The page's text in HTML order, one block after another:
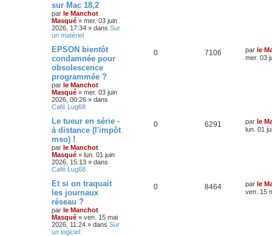
sur Mac 18,2
par le Manchot
Masqué » mer. 03 juin
2026, 17:34 » dans Sur
un matériel
EPSON bientôt
condamnée pour
obsolescence
programmée ?
par le Manchot
Masqué » mer. 03 juin
2026, 00:26 » dans
Café Lug68
0 7106 par le
mer. 03
Le tueur en série -
à distance (l'impôt
mso) !
par le Manchot
Masqué » lun. 01 juin
2026, 15:13 » dans
Café Lug68
0 6291 par le
lun. 01
Et si on traquait
les journaux
réseau ?
par le Manchot
Masqué » ven. 15 mai
2026, 11:24 » dans Sur
un logiciel
0 8464 par le
ven. 15